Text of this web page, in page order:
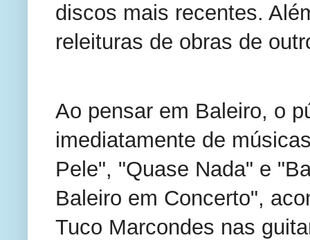
discos mais recentes.
releituras de obras de
Ao pensar em Baleiro, o
imediatamente de
Pele", "Quase Nada" e
Baleiro em Concerto",
Tuco Marcondes nas